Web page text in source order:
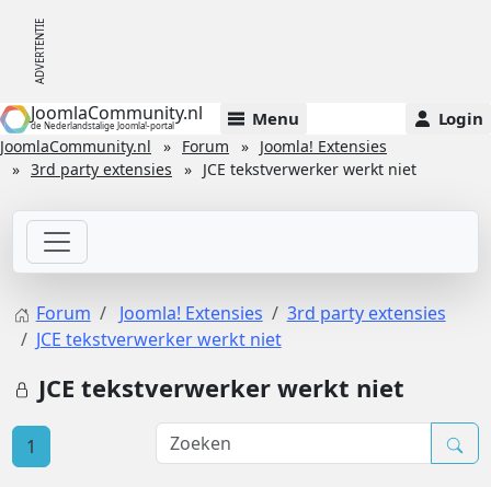
JoomlaCommunity.nl
de Nederlandstalige Joomla!-portal Menu Login
JoomlaCommunity.nl Forum
Joomla! Extensies
3rd party extensies
JCE tekstverwerker werkt niet
Forum Joomla! Extensies
3rd party extensies
JCE tekstverwerker werkt niet
JCE tekstverwerker werkt niet
1